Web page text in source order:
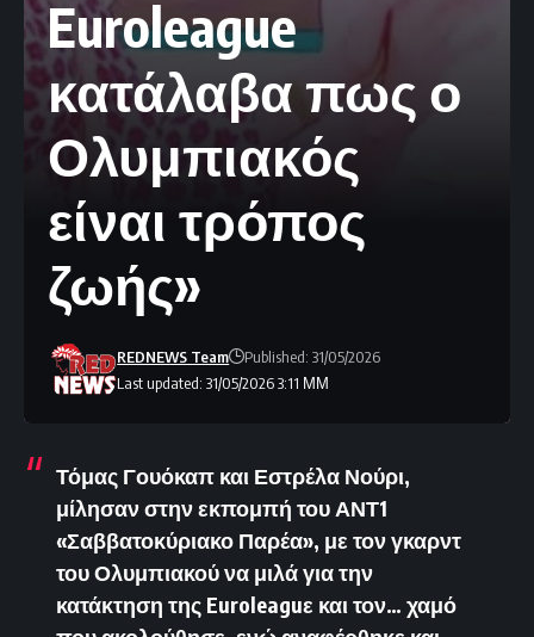
Euroleague
κατάλαβα πως ο
Ολυμπιακός
είναι τρόπος
ζωής»
Last updated: 31/05/2026 3:11 ΜΜ
REDNEWS Team Published: 31/05/2026
Τόμας Γουόκαπ και Εστρέλα Νούρι,
μίλησαν στην εκπομπή του ΑΝΤ1
«Σαββατοκύριακο Παρέα», με τον γκαρντ
του Ολυμπιακού να μιλά για την
κατάκτηση της Euroleaguε και τον… χαμό